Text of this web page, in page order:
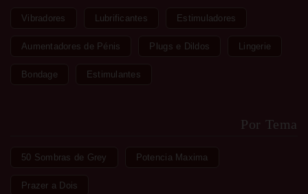
Vibradores Lubrificantes Estimuladores
Aumentadores de Pénis Plugs e Dildos Lingerie
Bondage Estimulantes
Por Tema
50 Sombras de Grey Potencia Maxima
Prazer a Dois